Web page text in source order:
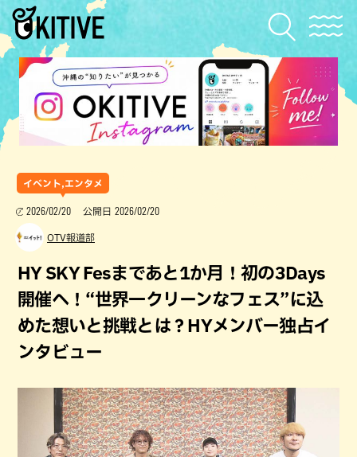
イベント,エンタメ
2026/02/20 公開日 2026/02/20
OTV報道部
HY SKY Fesまであと1か月！初の3Days
開催へ！“世界一クリーンなフェス”に込
めた想いと挑戦とは？HYメンバー独占イ
ンタビュー